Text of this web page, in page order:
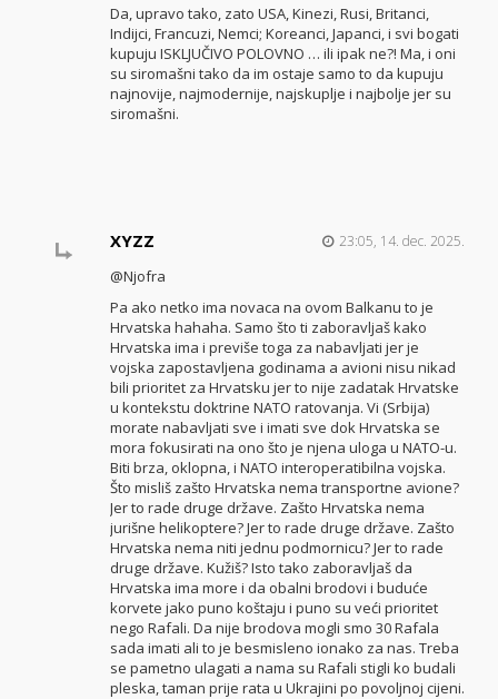
Da, upravo tako, zato USA, Kinezi, Rusi, Britanci,
Indijci, Francuzi, Nemci; Koreanci, Japanci, i svi bogati
kupuju ISKLJUČIVO POLOVNO … ili ipak ne?! Ma, i oni
su siromašni tako da im ostaje samo to da kupuju
najnovije, najmodernije, najskuplje i najbolje jer su
siromašni.
XYZZ 23:05, 14. dec. 2025.
@Njofra
Pa ako netko ima novaca na ovom Balkanu to je
Hrvatska hahaha. Samo što ti zaboravljaš kako
Hrvatska ima i previše toga za nabavljati jer je
vojska zapostavljena godinama a avioni nisu nikad
bili prioritet za Hrvatsku jer to nije zadatak Hrvatske
u kontekstu doktrine NATO ratovanja. Vi (Srbija)
morate nabavljati sve i imati sve dok Hrvatska se
mora fokusirati na ono što je njena uloga u NATO-u.
Biti brza, oklopna, i NATO interoperatibilna vojska.
Što misliš zašto Hrvatska nema transportne avione?
Jer to rade druge države. Zašto Hrvatska nema
jurišne helikoptere? Jer to rade druge države. Zašto
Hrvatska nema niti jednu podmornicu? Jer to rade
druge države. Kužiš? Isto tako zaboravljaš da
Hrvatska ima more i da obalni brodovi i buduće
korvete jako puno koštaju i puno su veći prioritet
nego Rafali. Da nije brodova mogli smo 30 Rafala
sada imati ali to je besmisleno ionako za nas. Treba
se pametno ulagati a nama su Rafali stigli ko budali
pleska, taman prije rata u Ukrajini po povoljnoj cijeni.